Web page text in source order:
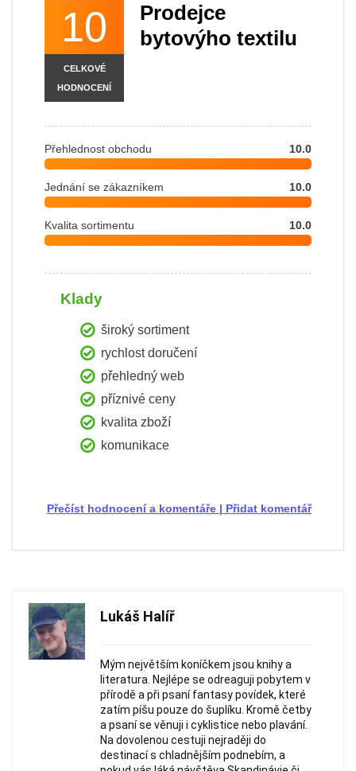
10
CELKOVÉ
HODNOCENÍ
Prodejce
bytovýho textilu
Přehlednost obchodu 10.0
Jednání se zákazníkem 10.0
Kvalita sortimentu 10.0
Klady
široký sortiment
rychlost doručení
přehledný web
příznivé ceny
kvalita zboží
komunikace
Přidat komentář
|
Přečíst hodnocení a komentáře
Lukáš Halíř
Mým největším koníčkem jsou knihy a
literatura. Nejlépe se odreaguji pobytem v
přírodě a při psaní fantasy povídek, které
zatím píšu pouze do šuplíku. Kromě četby
a psaní se věnuji i cyklistice nebo plavání.
Na dovolenou cestuji nejraději do
destinací s chladnějším podnebím, a